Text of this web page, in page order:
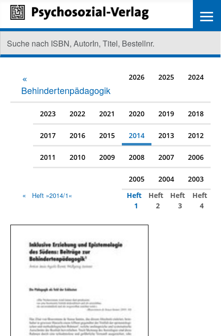
Behindertenpädagogik
2026 2025 2024
2023 2022 2021 2020 2019 2018
2017 2016 2015 2014 2013 2012
2011 2010 2009 2008 2007 2006
2005 2004 2003
Heft »2014/1«
Heft
1
Heft
2
Heft
3
Heft
4
≡